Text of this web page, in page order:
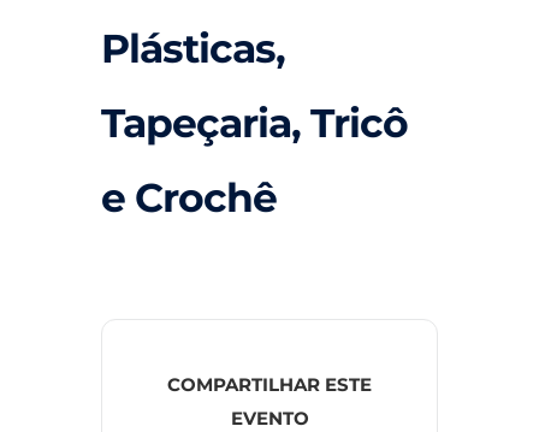
Plásticas,
Tapeçaria, Tricô
e Crochê
COMPARTILHAR ESTE
EVENTO